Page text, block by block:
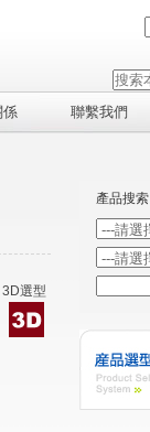
係 聯繫我們
選型
產品搜索